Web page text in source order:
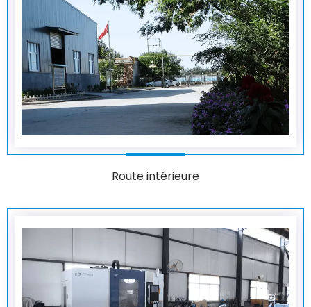
Route intérieure